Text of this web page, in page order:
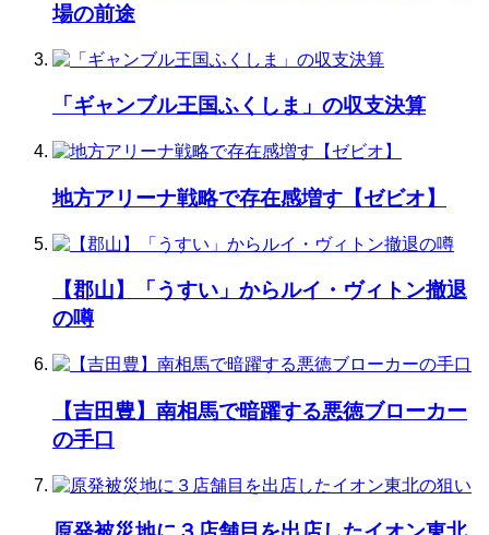
場の前途
「ギャンブル王国ふくしま」の収支決算
地方アリーナ戦略で存在感増す【ゼビオ】
【郡山】「うすい」からルイ・ヴィトン撤退
の噂
【吉田豊】南相馬で暗躍する悪徳ブローカー
の手口